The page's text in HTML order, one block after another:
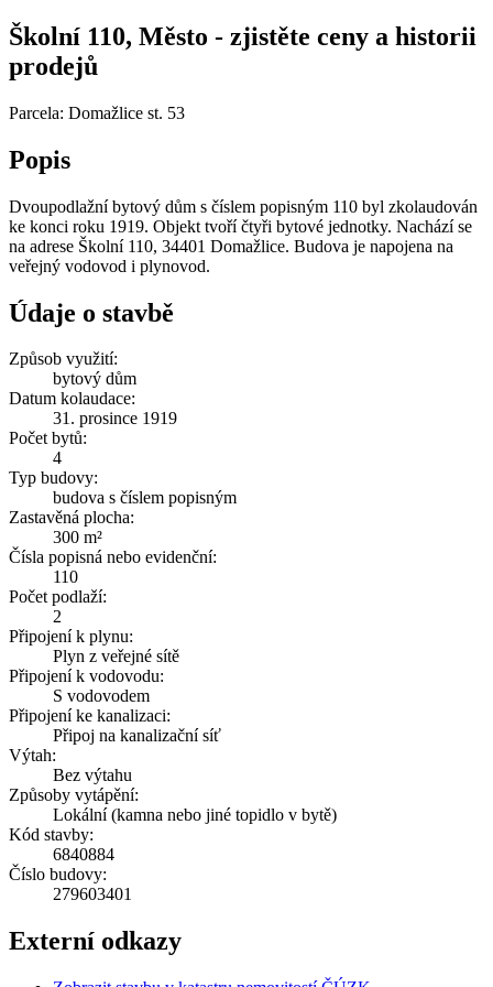
Školní 110, Město - zjistěte ceny a historii
prodejů
Parcela: Domažlice st. 53
Popis
Dvoupodlažní bytový dům s číslem popisným 110 byl zkolaudován
ke konci roku 1919. Objekt tvoří čtyři bytové jednotky. Nachází se
na adrese Školní 110, 34401 Domažlice. Budova je napojena na
veřejný vodovod i plynovod.
Údaje o stavbě
Způsob využití:
bytový dům
Datum kolaudace:
31. prosince 1919
Počet bytů:
4
Typ budovy:
budova s číslem popisným
Zastavěná plocha:
300 m²
Čísla popisná nebo evidenční:
110
Počet podlaží:
2
Připojení k plynu:
Plyn z veřejné sítě
Připojení k vodovodu:
S vodovodem
Připojení ke kanalizaci:
Připoj na kanalizační síť
Výtah:
Bez výtahu
Způsoby vytápění:
Lokální (kamna nebo jiné topidlo v bytě)
Kód stavby:
6840884
Číslo budovy:
279603401
Externí odkazy